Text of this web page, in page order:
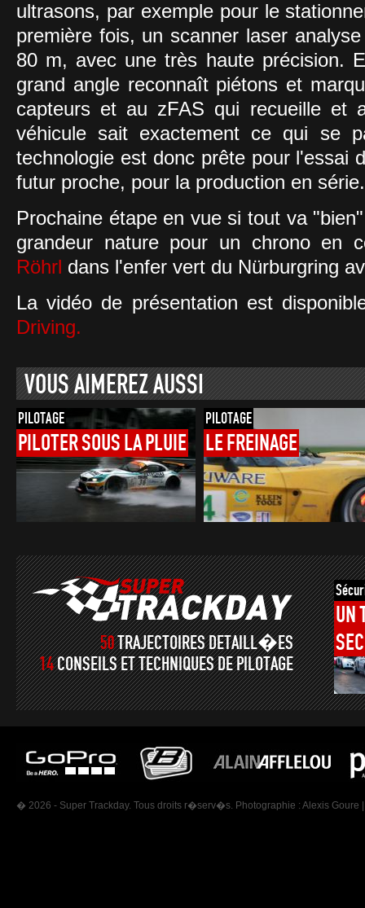
ultrasons, par exemple pour le
première fois, un scanner laser analyse
80 m, avec une très haute précision.
grand angle reconnaît piétons et
capteurs et au zFAS qui recueille et
véhicule sait exactement ce qui se
technologie est donc prête pour l'essai
futur proche, pour la production en série.
Prochaine étape en vue si tout va
grandeur nature pour un chrono en
Röhrl dans l'enfer vert du Nürburgring
La vidéo de présentation est
Driving.
VOUS AIMEREZ AUSSI
PILOTAGE
PILOTERSOUS LA PLUIE
PILOTAGE
LE FREINAGE
50TRAJECTOIRES DETAILL�ES
14CONSEILS ET TECHNIQUES DE PILOTAGE
UN
� 2026 - Super Trackday. Tous droits r�serv�s. Photographie : Alexis Goure